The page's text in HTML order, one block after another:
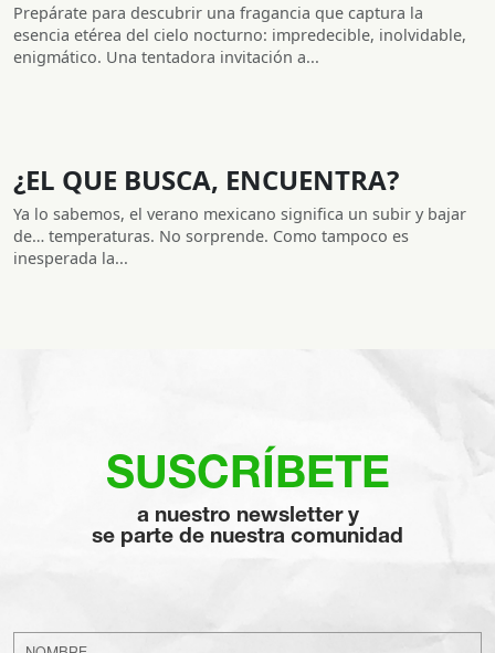
Prepárate para descubrir una fragancia que captura la
esencia etérea del cielo nocturno: impredecible, inolvidable,
enigmático. Una tentadora invitación a...
¿EL QUE BUSCA, ENCUENTRA?
Ya lo sabemos, el verano mexicano significa un subir y bajar
de… temperaturas. No sorprende. Como tampoco es
inesperada la...
SUSCRÍBETE
a nuestro newsletter y
se parte de nuestra comunidad